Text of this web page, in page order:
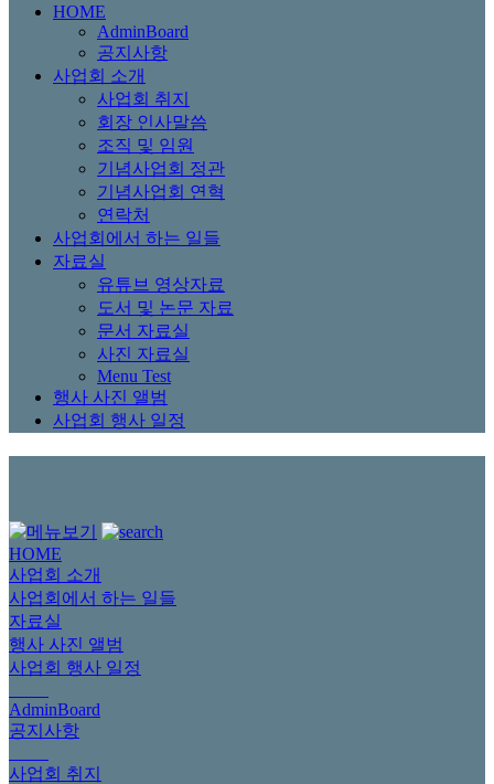
HOME
AdminBoard
공지사항
사업회 소개
사업회 취지
회장 인사말씀
조직 및 임원
기념사업회 정관
기념사업회 연혁
연락처
사업회에서 하는 일들
자료실
유튜브 영상자료
도서 및 논문 자료
문서 자료실
사진 자료실
Menu Test
행사 사진 앨범
사업회 행사 일정
HOME
사업회 소개
사업회에서 하는 일들
자료실
행사 사진 앨범
사업회 행사 일정
AdminBoard
공지사항
사업회 취지